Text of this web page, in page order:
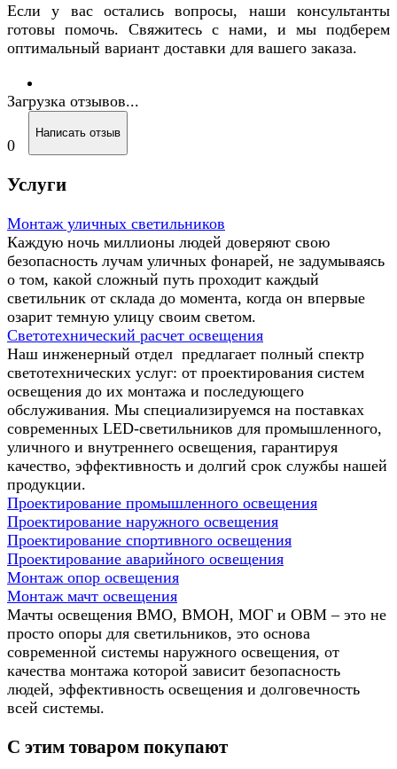
Если у вас остались вопросы, наши консультанты
готовы помочь. Свяжитесь с нами, и мы подберем
оптимальный вариант доставки для вашего заказа.
Загрузка отзывов...
0
Написать отзыв
Услуги
Монтаж уличных светильников
Каждую ночь миллионы людей доверяют свою
безопасность лучам уличных фонарей, не задумываясь
о том, какой сложный путь проходит каждый
светильник от склада до момента, когда он впервые
озарит темную улицу своим светом.
Светотехнический расчет освещения
Наш инженерный отдел предлагает полный спектр
светотехнических услуг: от проектирования систем
освещения до их монтажа и последующего
обслуживания. Мы специализируемся на поставках
современных LED-светильников для промышленного,
уличного и внутреннего освещения, гарантируя
качество, эффективность и долгий срок службы нашей
продукции.
Проектирование промышленного освещения
Проектирование наружного освещения
Проектирование спортивного освещения
Проектирование аварийного освещения
Монтаж опор освещения
Монтаж мачт освещения
Мачты освещения ВМО, ВМОН, МОГ и ОВМ – это не
просто опоры для светильников, это основа
современной системы наружного освещения, от
качества монтажа которой зависит безопасность
людей, эффективность освещения и долговечность
всей системы.
С этим товаром покупают